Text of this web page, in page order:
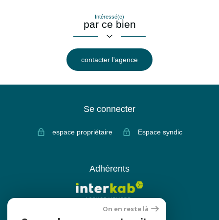
Intéressé(e)
par ce bien
contacter l'agence
Se connecter
espace propriétaire Espace syndic
Adhérents
On en reste là